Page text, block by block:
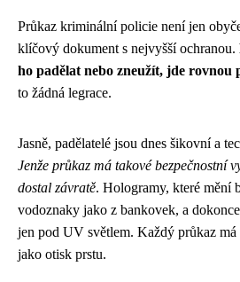
Průkaz kriminální policie není jen
klíčový dokument s nejvyšší ochranou.
ho padělat nebo zneužít, jde rovnou
to žádná legrace.
Jasně, padělatelé jsou dnes šikovní a
Jenže průkaz má takové bezpečnostní
dostal závratě. Hologramy, které mění
vodoznaky jako z bankovek, a
jen pod UV světlem. Každý průkaz
jako otisk prstu.